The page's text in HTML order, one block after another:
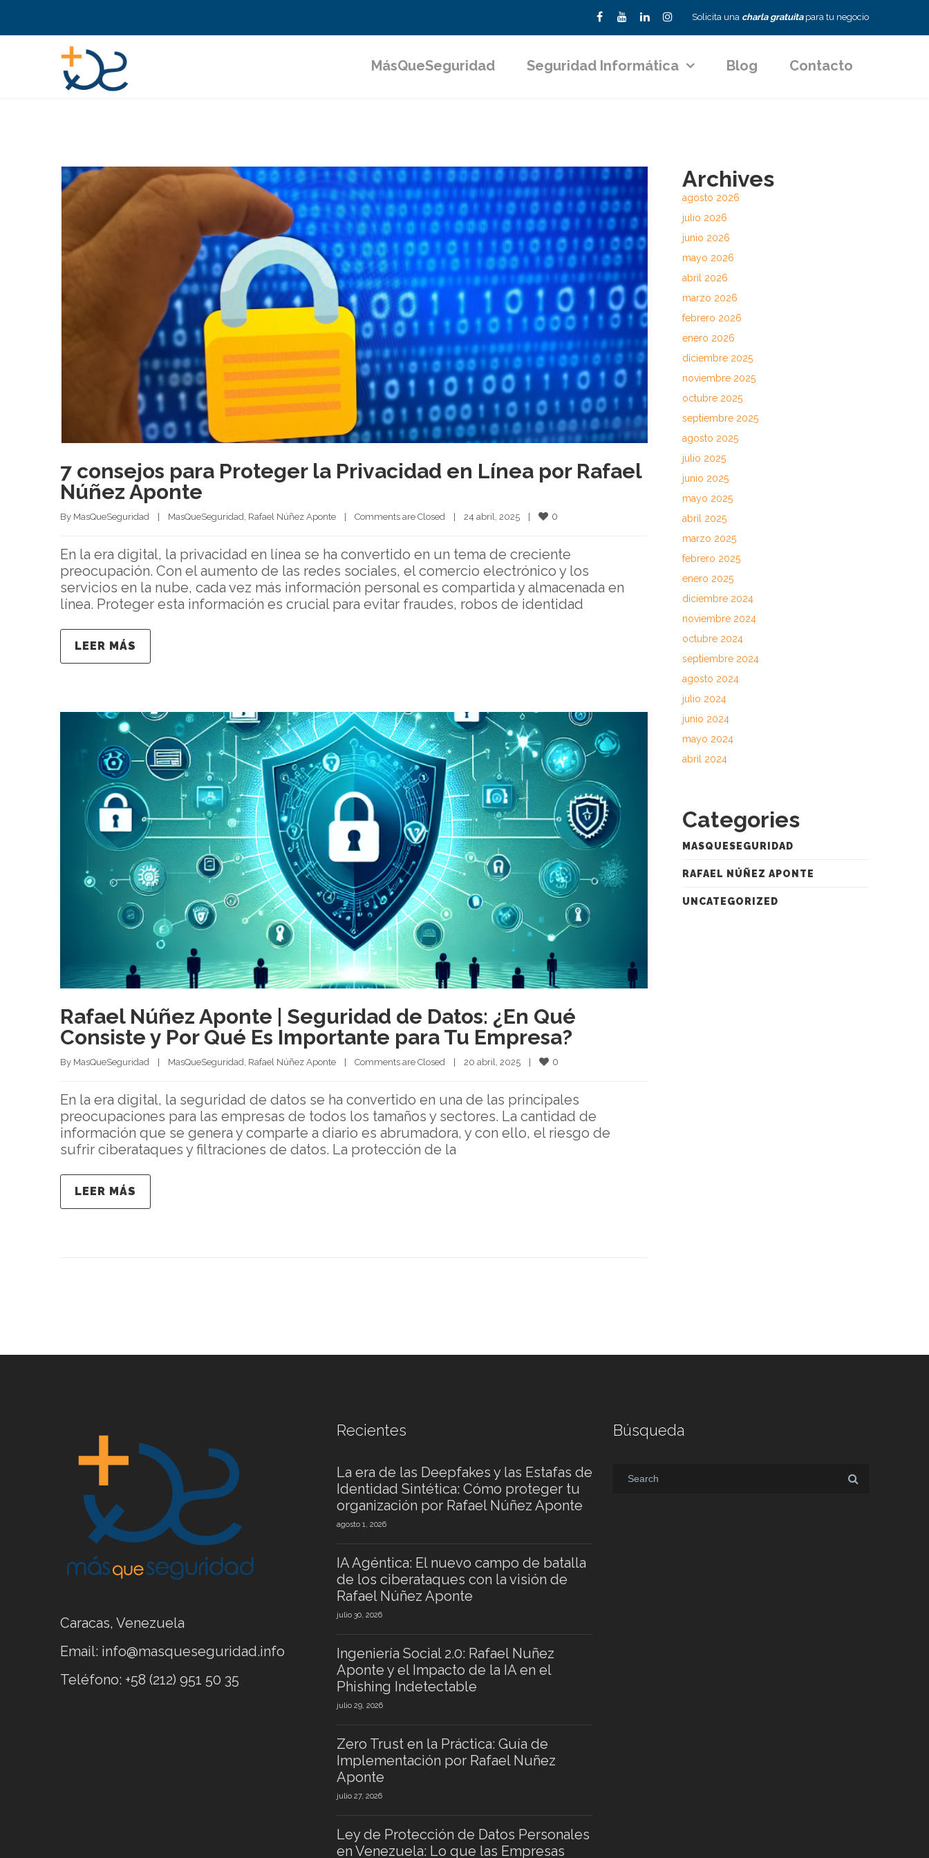
Solicita una charla gratuitapara tu negocio
MásQueSeguridad Seguridad Informática Blog Contacto
7 consejos para Proteger la Privacidad en Línea por Rafael
Núñez Aponte
By MasQueSeguridad MasQueSeguridad, Rafael Núñez Aponte Comments are Closed 24 abril, 2025 0
En la era digital, la privacidad en línea se ha convertido en un tema de creciente
preocupación. Con el aumento de las redes sociales, el comercio electrónico y los
servicios en la nube, cada vez más información personal es compartida y almacenada en
línea. Proteger esta información es crucial para evitar fraudes, robos de identidad
LEER MÁS
Rafael Núñez Aponte | Seguridad de Datos: ¿En Qué
Consiste y Por Qué Es Importante para Tu Empresa?
By MasQueSeguridad MasQueSeguridad, Rafael Núñez Aponte Comments are Closed 20 abril, 2025 0
En la era digital, la seguridad de datos se ha convertido en una de las principales
preocupaciones para las empresas de todos los tamaños y sectores. La cantidad de
información que se genera y comparte a diario es abrumadora, y con ello, el riesgo de
sufrir ciberataques y filtraciones de datos. La protección de la
LEER MÁS
Archives
agosto 2026
julio 2026
junio 2026
mayo 2026
abril 2026
marzo 2026
febrero 2026
enero 2026
diciembre 2025
noviembre 2025
octubre 2025
septiembre 2025
agosto 2025
julio 2025
junio 2025
mayo 2025
abril 2025
marzo 2025
febrero 2025
enero 2025
diciembre 2024
noviembre 2024
octubre 2024
septiembre 2024
agosto 2024
julio 2024
junio 2024
mayo 2024
abril 2024
Categories
MASQUESEGURIDAD
RAFAEL NÚÑEZ APONTE
UNCATEGORIZED
Caracas, Venezuela
Email: info@masqueseguridad.info
Teléfono: +58 (212) 951 50 35
Recientes
La era de las Deepfakes y las Estafas de
Identidad Sintética: Cómo proteger tu
organización por Rafael Núñez Aponte
agosto 1, 2026
IA Agéntica: El nuevo campo de batalla
de los ciberataques con la visión de
Rafael Núñez Aponte
julio 30, 2026
Ingeniería Social 2.0: Rafael Nuñez
Aponte y el Impacto de la IA en el
Phishing Indetectable
julio 29, 2026
Zero Trust en la Práctica: Guía de
Implementación por Rafael Nuñez
Aponte
julio 27, 2026
Ley de Protección de Datos Personales
en Venezuela: Lo que las Empresas
Búsqueda